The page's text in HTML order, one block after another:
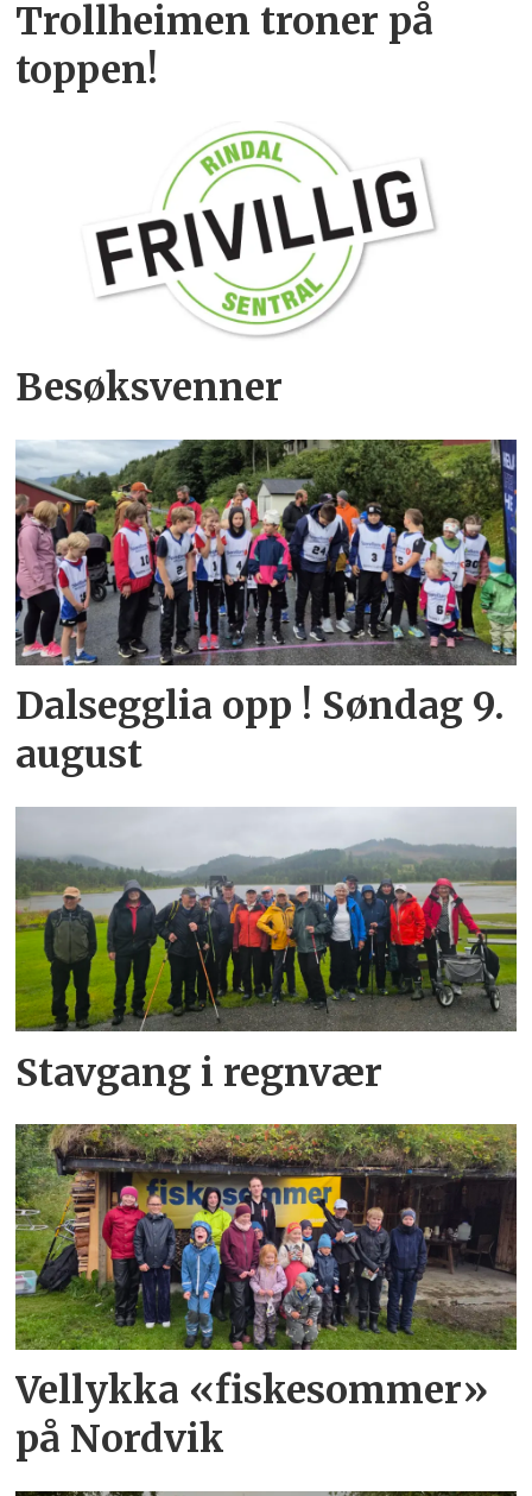
Trollheimen troner på
toppen!
Besøksvenner
Dalsegglia opp ! Søndag 9.
august
Stavgang i regnvær
Vellykka «fiskesommer»
på Nordvik